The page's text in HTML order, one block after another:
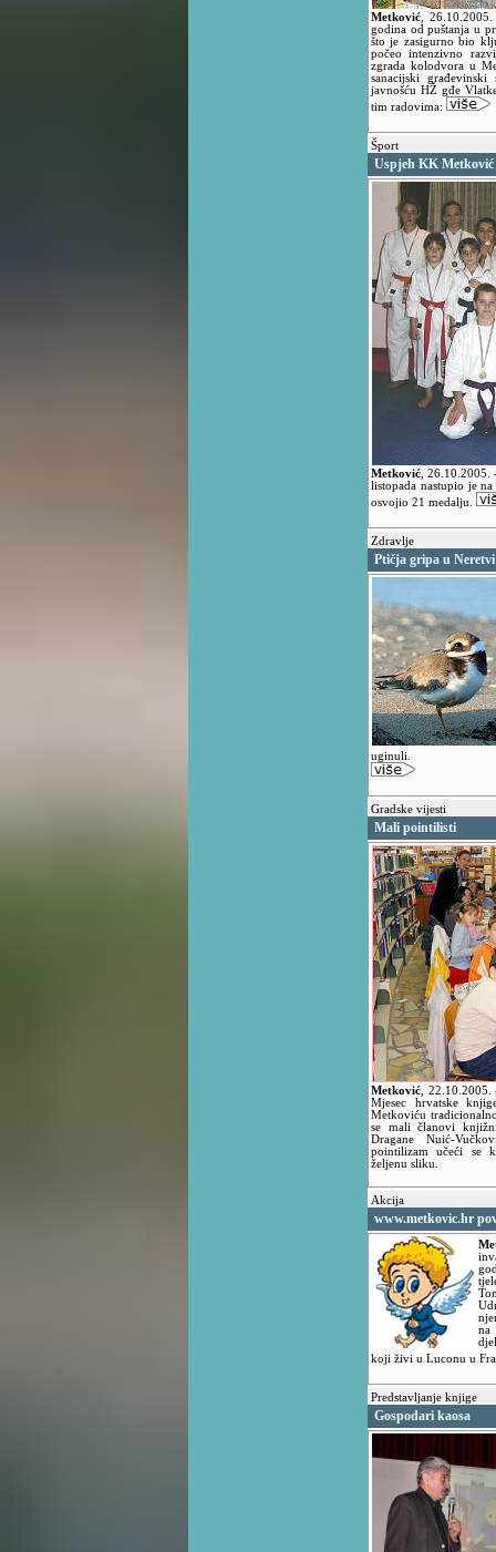
Metković ,
godina od puštanja u
što je zasigurno bio
počeo intenzivno
zgrada kolodvora u
sanacijski
javnošću HŽ gđe
tim radovima:
Šport
Uspjeh KK Metković
Metković ,26.10.2005.
listopada nastupio je
osvojio 21 medalju.
Zdravlje
Ptičja gripa u Neretvi
uginuli.
Gradske vijesti
Mali pointilisti
Metković 22.10.2005.
Mjesec hrvatske
Metkoviću
se mali članovi
Dragane Nuić-
pointilizam učeći se
željenu sliku.
Akcija
www.metkovic.hr
koji živi u Luconu u
Predstavljanje knjige
Gospodari kaosa